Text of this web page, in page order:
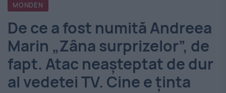
România
-
Evenimentul
Zilei
MONDEN
De ce a fost numită Andreea
Marin „Zâna surprizelor”, de
fapt. Atac neașteptat de dur
al vedetei TV. Cine e ținta